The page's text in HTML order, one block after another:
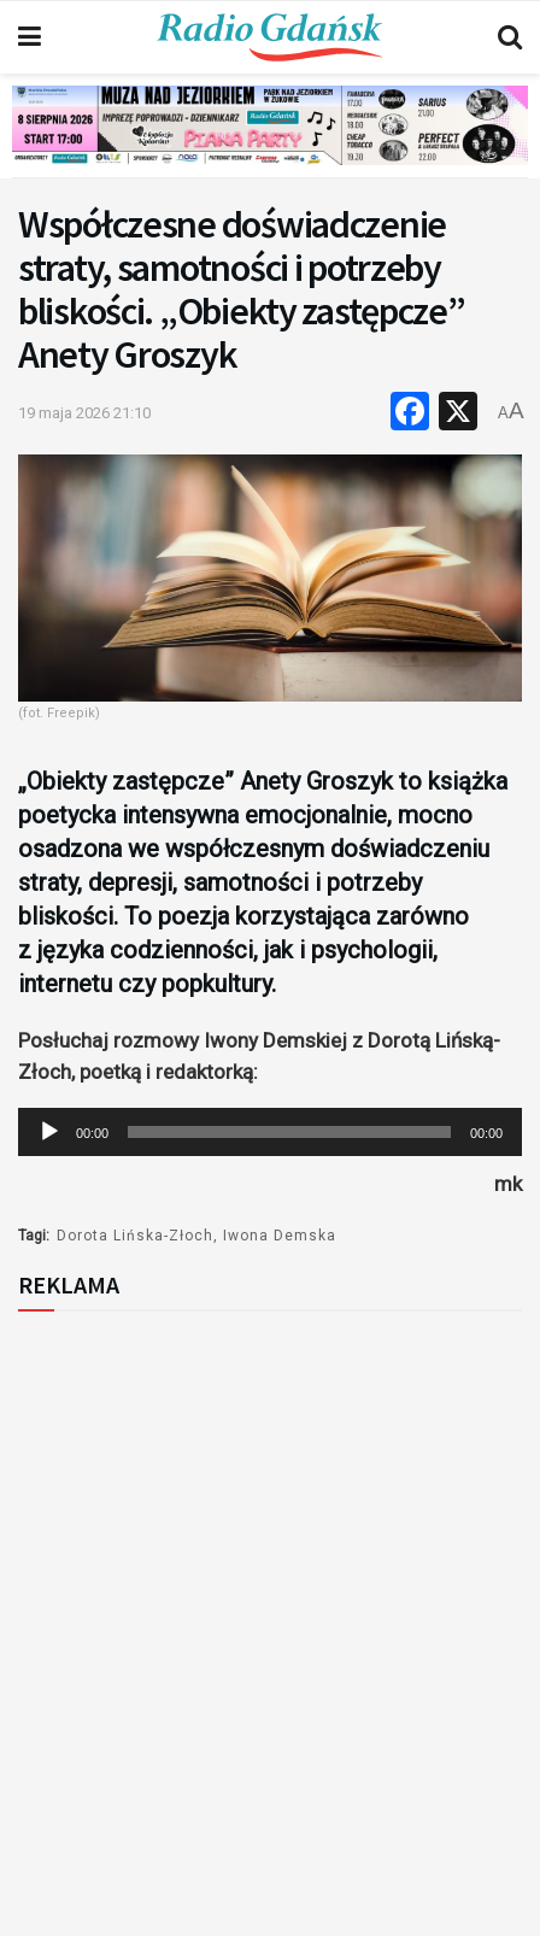
Współczesne doświadczenie
straty, samotności i potrzeby
bliskości. „Obiekty zastępcze”
Anety Groszyk
19 maja 2026 21:10 X
AA
(fot. Freepik)
„Obiekty zastępcze” Anety Groszyk to książka
poetycka intensywna emocjonalnie, mocno
osadzona we współczesnym doświadczeniu
straty, depresji, samotności i potrzeby
bliskości. To poezja korzystająca zarówno
z języka codzienności, jak i psychologii,
internetu czy popkultury.
Posłuchaj rozmowy Iwony Demskiej z Dorotą Lińską-
Złoch, poetką i redaktorką:
Odtwarzacz
plików
00:00 00:00
mk
Tagi: Dorota Lińska-Złoch Iwona Demska
REKLAMA